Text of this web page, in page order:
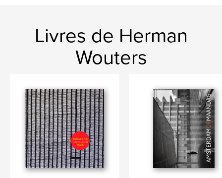
Livres de Herman
Wouters